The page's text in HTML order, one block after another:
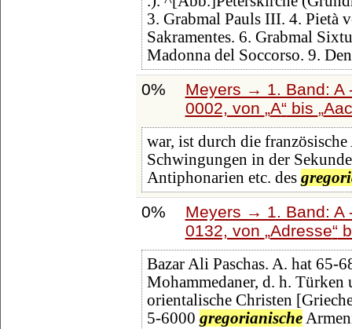
3. Grabmal Pauls III. 4. Pietà
Sakramentes. 6. Grabmal
Madonna del Soccorso. 9.
0%
Meyers → 1. Band: A
0002, von A bis
war, ist durch die
Schwingungen in der
Antiphonarien etc. des
0%
Meyers → 1. Band: A
0132, von Adresse
Bazar Ali Paschas. A. hat 65-
Mohammedaner, d. h.
orientalische Christen
5-6000 gregorianische